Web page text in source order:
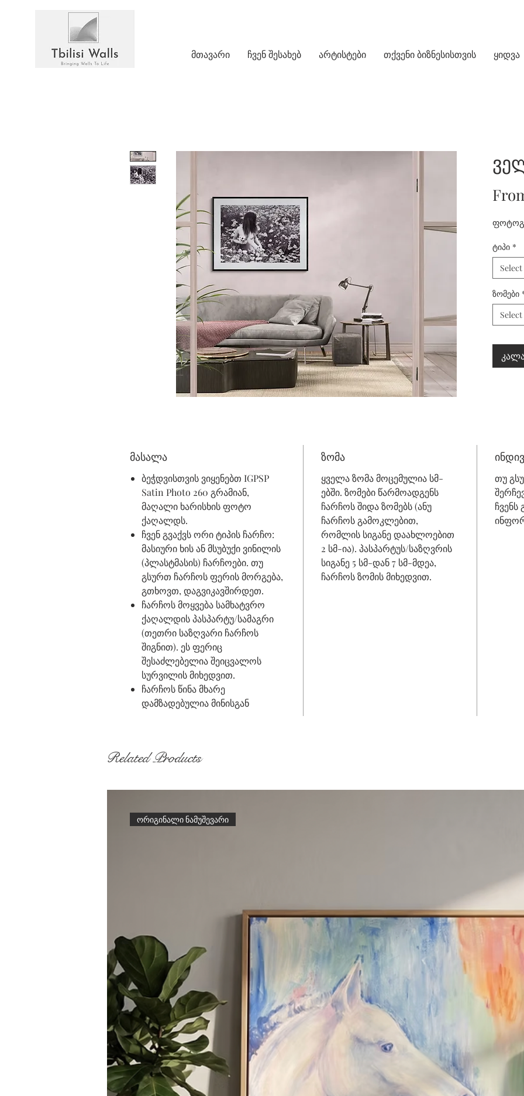
მთავარი ჩვენ შესახებ არტისტები თქვენი ბიზნესისთვის ყიდვა
ტიპი *
Select
ზომები
Select
მასალა
ბეჭდვისთვის ვიყენებთ IGPSP
Satin Photo 260 გრამიან,
მაღალი ხარისხის ფოტო
ქაღალდს.
ჩვენ გვაქვს ორი ტიპის ჩარჩო:
მასიური ხის ან მსუბუქი ვინილის
(პლასტმასის) ჩარჩოები. თუ
გსურთ ჩარჩოს ფერის მორგება,
გთხოვთ, დაგვიკავშირდეთ.
ჩარჩოს მოყვება სამხატვრო
ქაღალდის პასპარტუ/სამაგრი
(თეთრი საზღვარი ჩარჩოს
შიგნით). ეს ფერიც
შესაძლებელია შეიცვალოს
სურვილის მიხედვით.
ჩარჩოს წინა მხარე
დამზადებულია მინისგან
ზომა
ყველა ზომა მოცემულია სმ-
ებში. ზომები წარმოადგენს
ჩარჩოს შიდა ზომებს (ანუ
ჩარჩოს გამოკლებით,
რომლის სიგანე დაახლოებით
2 სმ-ია). პასპარტუს/საზღვრის
სიგანე 5 სმ-დან 7 სმ-მდეა,
ჩარჩოს ზომის მიხედვით.
თუ
Related Products
ორიგინალი ნამუშევარი